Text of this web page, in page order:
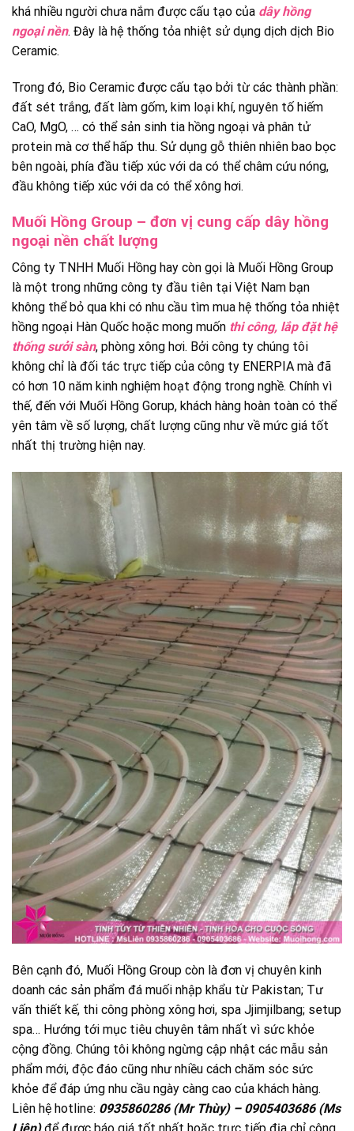
khá nhiều người chưa nắm được cấu tạo của dây hồng
ngoại nền. Đây là hệ thống tỏa nhiệt sử dụng dịch dịch Bio
Ceramic.
Trong đó, Bio Ceramic được cấu tạo bởi từ các thành phần:
đất sét trắng, đất làm gốm, kim loại khí, nguyên tố hiếm
CaO, MgO, … có thể sản sinh tia hồng ngoại và phân tử
protein mà cơ thể hấp thu. Sử dụng gỗ thiên nhiên bao bọc
bên ngoài, phía đầu tiếp xúc với da có thể châm cứu nóng,
đầu không tiếp xúc với da có thể xông hơi.
Muối Hồng Group – đơn vị cung cấp dây hồng
ngoại nền chất lượng
Công ty TNHH Muối Hồng hay còn gọi là Muối Hồng Group
là một trong những công ty đầu tiên tại Việt Nam bạn
không thể bỏ qua khi có nhu cầu tìm mua hệ thống tỏa nhiệt
hồng ngoại Hàn Quốc hoặc mong muốn thi công, lắp đặt hệ
thống sưởi sàn, phòng xông hơi. Bởi công ty chúng tôi
không chỉ là đối tác trực tiếp của công ty ENERPIA mà đã
có hơn 10 năm kinh nghiệm hoạt động trong nghề. Chính vì
thế, đến với Muối Hồng Gorup, khách hàng hoàn toàn có thể
yên tâm về số lượng, chất lượng cũng như về mức giá tốt
nhất thị trường hiện nay.
Bên cạnh đó, Muối Hồng Group còn là đơn vị chuyên kinh
doanh các sản phẩm đá muối nhập khẩu từ Pakistan; Tư
vấn thiết kế, thi công phòng xông hơi, spa Jjimjilbang; setup
spa… Hướng tới mục tiêu chuyên tâm nhất vì sức khỏe
cộng đồng. Chúng tôi không ngừng cập nhật các mẫu sản
phẩm mới, độc đáo cũng như nhiều cách chăm sóc sức
khỏe để đáp ứng nhu cầu ngày càng cao của khách hàng.
Liên hệ hotline: 0935860286 (Mr Thùy) – 0905403686 (Ms